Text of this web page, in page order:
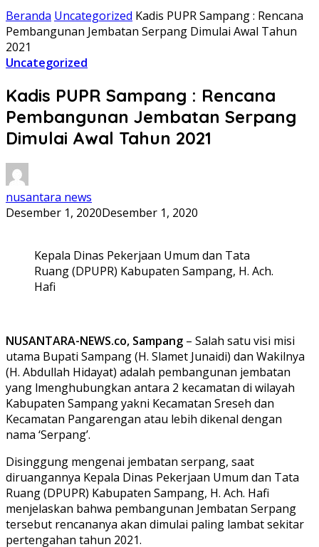
Beranda Uncategorized Kadis PUPR Sampang : Rencana
Pembangunan Jembatan Serpang Dimulai Awal Tahun
2021
Uncategorized
Kadis PUPR Sampang : Rencana
Pembangunan Jembatan Serpang
Dimulai Awal Tahun 2021
nusantara news
Desember 1, 2020Desember 1, 2020
Kepala Dinas Pekerjaan Umum dan Tata
Ruang (DPUPR) Kabupaten Sampang, H. Ach.
Hafi
NUSANTARA-NEWS.co, Sampang – Salah satu visi misi
utama Bupati Sampang (H. Slamet Junaidi) dan Wakilnya
(H. Abdullah Hidayat) adalah pembangunan jembatan
yang lmenghubungkan antara 2 kecamatan di wilayah
Kabupaten Sampang yakni Kecamatan Sreseh dan
Kecamatan Pangarengan atau lebih dikenal dengan
nama ‘Serpang’.
Disinggung mengenai jembatan serpang, saat
diruangannya Kepala Dinas Pekerjaan Umum dan Tata
Ruang (DPUPR) Kabupaten Sampang, H. Ach. Hafi
menjelaskan bahwa pembangunan Jembatan Serpang
tersebut rencananya akan dimulai paling lambat sekitar
pertengahan tahun 2021.